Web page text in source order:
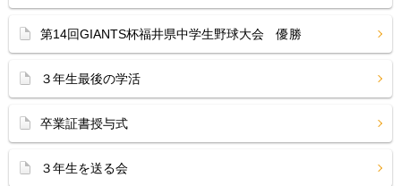
第14回GIANTS杯福井県中学生野球大会 優勝
３年生最後の学活
卒業証書授与式
３年生を送る会